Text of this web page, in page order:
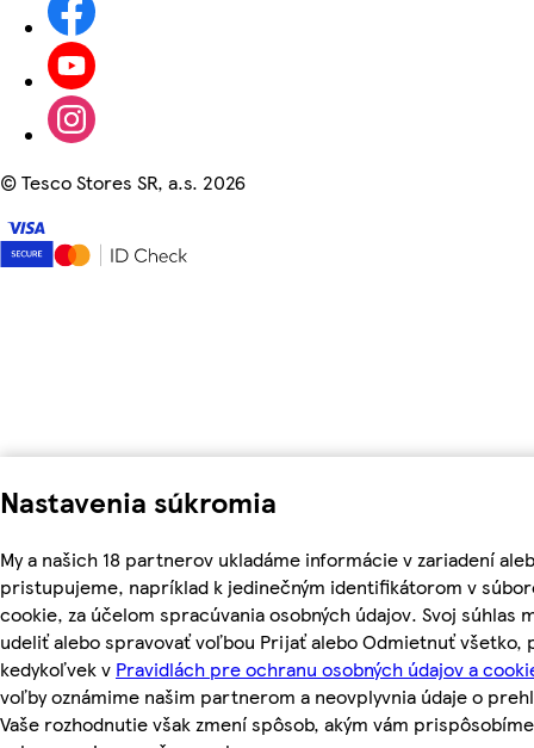
Nastavenia súkromia
My a našich 18 partnerov ukladáme informácie v zariadení
pristupujeme, napríklad k jedinečným identifikátorom v
cookie, za účelom spracúvania osobných údajov. Svoj súhlas
udeliť alebo spravovať voľbou Prijať alebo Odmietnuť všetko,
kedykoľvek v Pravidlách pre ochranu osobných údajov a
voľby oznámime našim partnerom a neovplyvnia údaje o
Vaše rozhodnutie však zmení spôsob, akým vám prispôsobíme
©Tesco Stores SR, a.s. 2026